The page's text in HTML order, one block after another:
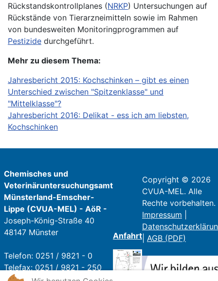
Rückstandskontrollplanes (NRKP) Untersuchungen auf
Rückstände von Tierarzneimitteln sowie im Rahmen
von bundesweiten Monitoringprogrammen auf
Pestizide durchgeführt.
Mehr zu diesem Thema:
Jahresbericht 2015: Kochschinken – gibt es einen
Unterschied zwischen "Spitzenklasse" und
"Mittelklasse"?
Jahresbericht 2016: Delikat - ess ich am liebsten,
Kochschinken
Chemisches und
Veterinäruntersuchungsamt
Münsterland-Emscher-
Lippe (CVUA-MEL) - AöR -
Joseph-König-Straße 40
48147 Münster
Telefon: 0251 / 9821 - 0
Telefax: 0251 / 9821 - 250
E-Mail: poststelle@cvua-
Anfahrt
Copyright © 2026
CVUA-MEL. Alle
Rechte vorbehalten.
Impressum
AGB (PDF)